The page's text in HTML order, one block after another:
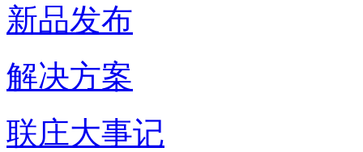
新品发布
解决方案
联庄大事记